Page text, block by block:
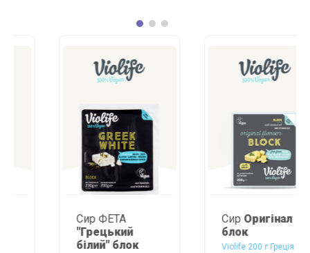
Сир ФЕТА
"Грецький
білий" блок
Оригінал
Violife 200 г Греція